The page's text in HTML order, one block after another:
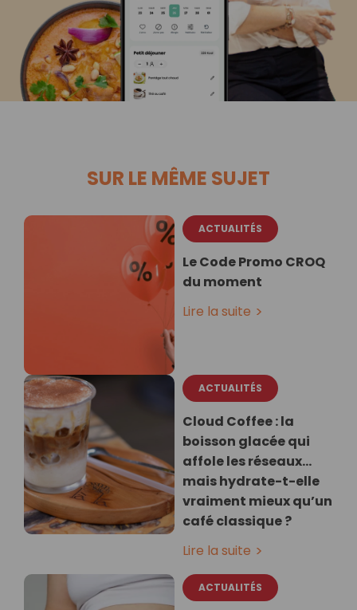
SUR LE MÊME SUJET
ACTUALITÉS
Le Code Promo CROQ
du moment
Lire la suite
ACTUALITÉS
Cloud Coffee : la
boisson glacée qui
affole les réseaux…
mais hydrate-t-elle
vraiment mieux qu’un
café classique ?
Lire la suite
ACTUALITÉS